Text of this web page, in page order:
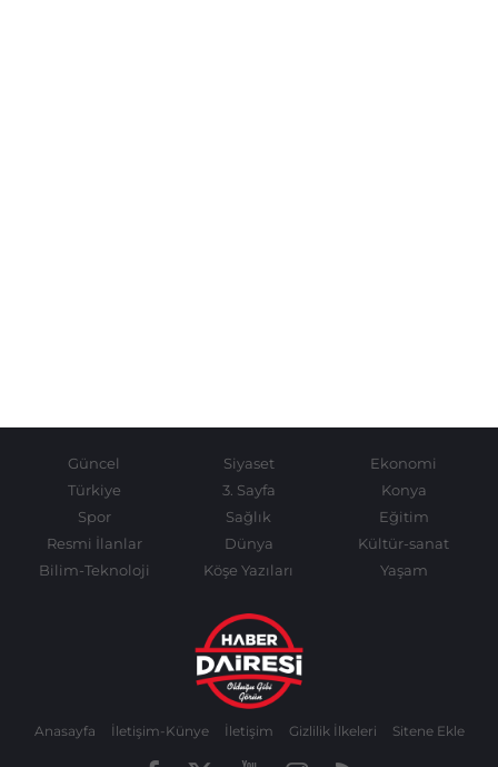
Güncel Siyaset
Ekonomi
Türkiye
3. Sayfa
Konya
Spor
Sağlık
Eğitim
Resmi İlanlar
Dünya
Kültür-sanat
Bilim-Teknoloji
Köşe Yazıları Yaşam
Anasayfa İletişim-Künye İletişim Gizlilik İlkeleri Sitene Ekle